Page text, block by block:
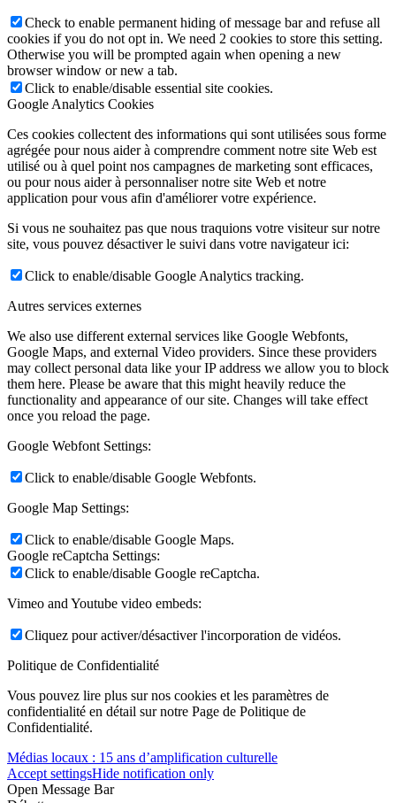
Check to enable permanent hiding of message bar and refuse all
cookies if you do not opt in. We need 2 cookies to store this setting.
Otherwise you will be prompted again when opening a new
browser window or new a tab.
Click to enable/disable essential site cookies.
Google Analytics Cookies
Ces cookies collectent des informations qui sont utilisées sous forme
agrégée pour nous aider à comprendre comment notre site Web est
utilisé ou à quel point nos campagnes de marketing sont efficaces,
ou pour nous aider à personnaliser notre site Web et notre
application pour vous afin d'améliorer votre expérience.
Si vous ne souhaitez pas que nous traquions votre visiteur sur notre
site, vous pouvez désactiver le suivi dans votre navigateur ici:
Click to enable/disable Google Analytics tracking.
Autres services externes
We also use different external services like Google Webfonts,
Google Maps, and external Video providers. Since these providers
may collect personal data like your IP address we allow you to block
them here. Please be aware that this might heavily reduce the
functionality and appearance of our site. Changes will take effect
once you reload the page.
Google Webfont Settings:
Click to enable/disable Google Webfonts.
Google Map Settings:
Click to enable/disable Google Maps.
Google reCaptcha Settings:
Click to enable/disable Google reCaptcha.
Vimeo and Youtube video embeds:
Cliquez pour activer/désactiver l'incorporation de vidéos.
Politique de Confidentialité
Vous pouvez lire plus sur nos cookies et les paramètres de
confidentialité en détail sur notre Page de Politique de
Confidentialité.
Médias locaux : 15 ans d’amplification culturelle
Accept settingsHide notification only
Open Message Bar